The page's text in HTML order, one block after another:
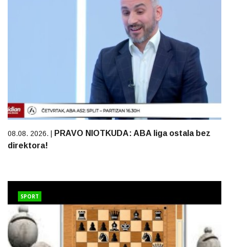
08.08. 2026. |
PRAVO NIOTKUDA: ABA liga ostala bez
direktora!
SPORT